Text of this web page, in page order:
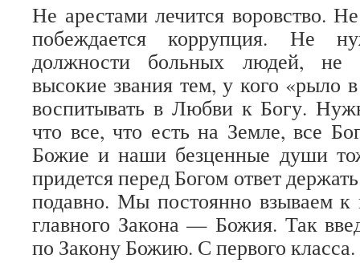
Не арестами лечится воровство.
побеждается коррупция. Не
должности больных людей, не
высокие звания тем, у кого «рыло
воспитывать в Любви к Богу.
что все, что есть на Земле, все
Божие и наши безценные души
придется перед Богом ответ
подавно. Мы постоянно взываем к
главного Закона — Божия. Так
по Закону Божию. С первого класса.